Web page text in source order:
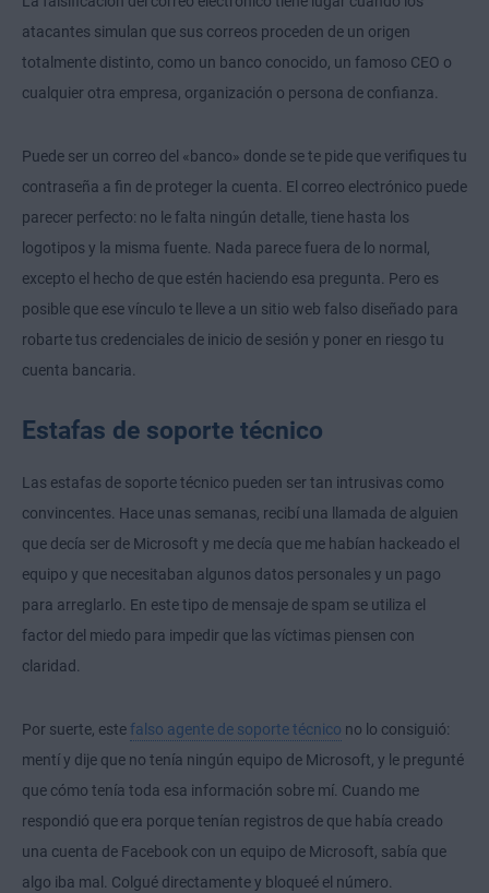
atacantes simulan que sus correos proceden de un origen
totalmente distinto, como un banco conocido, un famoso CEO o
cualquier otra empresa, organización o persona de confianza.
Puede ser un correo del «banco» donde se te pide que verifiques tu
contraseña a fin de proteger la cuenta. El correo electrónico puede
parecer perfecto: no le falta ningún detalle, tiene hasta los
logotipos y la misma fuente. Nada parece fuera de lo normal,
excepto el hecho de que estén haciendo esa pregunta. Pero es
posible que ese vínculo te lleve a un sitio web falso diseñado para
robarte tus credenciales de inicio de sesión y poner en riesgo tu
cuenta bancaria.
Estafas de soporte técnico
Las estafas de soporte técnico pueden ser tan intrusivas como
convincentes. Hace unas semanas, recibí una llamada de alguien
que decía ser de Microsoft y me decía que me habían hackeado el
equipo y que necesitaban algunos datos personales y un pago
para arreglarlo. En este tipo de mensaje de spam se utiliza el
factor del miedo para impedir que las víctimas piensen con
claridad.
Por suerte, estefalso agente de soporte técnico no lo consiguió:
mentí y dije que no tenía ningún equipo de Microsoft, y le pregunté
que cómo tenía toda esa información sobre mí. Cuando me
respondió que era porque tenían registros de que había creado
una cuenta de Facebook con un equipo de Microsoft, sabía que
algo iba mal. Colgué directamente y bloqueé el número.